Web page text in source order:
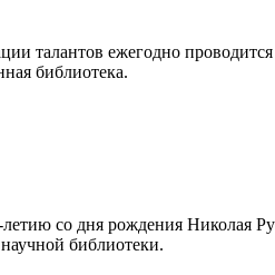
талантов ежегодно
библиотека.
со дня рождения Николая
библиотеки.